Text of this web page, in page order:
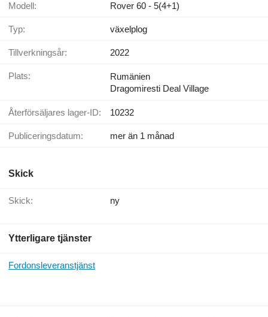
Modell: Rover 60 - 5(4+1)
Typ: växelplog
Tillverkningsår: 2022
Plats:
Rumänien
Dragomiresti Deal Village
Återförsäljares lager-ID: 10232
Publiceringsdatum: mer än 1 månad
Skick
Skick: ny
Ytterligare tjänster
Fordonsleveranstjänst